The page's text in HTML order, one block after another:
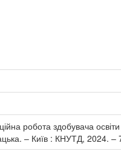
робота здобувача
– Київ : КНУТД, 2024. –